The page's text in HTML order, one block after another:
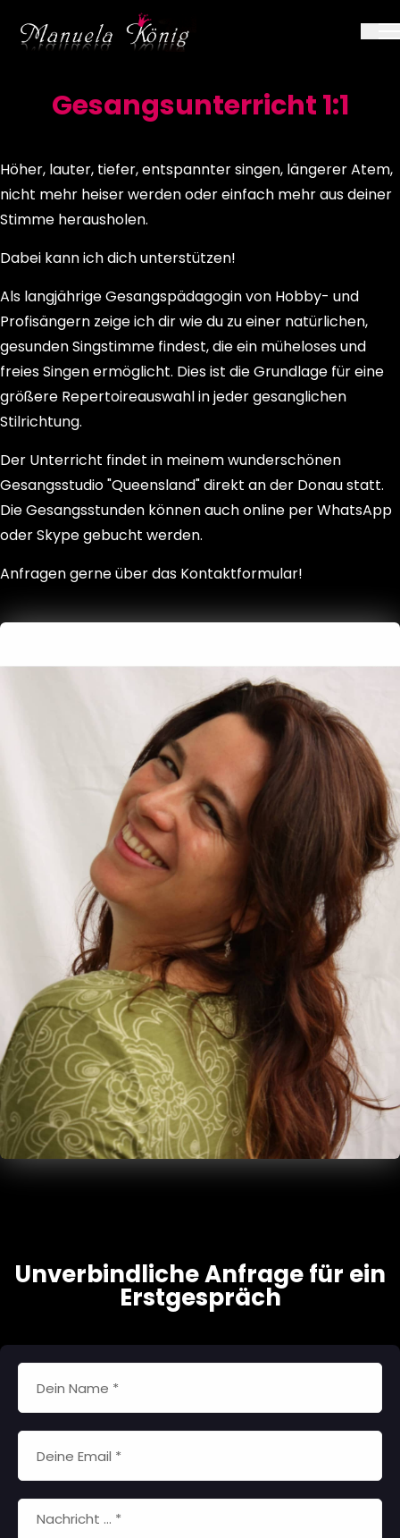
Gesangsunterricht 1:1
Start Angebot Gesangsunterricht 1:1
Höher, lauter, tiefer, entspannter singen, längerer Atem,
nicht mehr heiser werden oder einfach mehr aus deiner
Stimme herausholen.
Dabei kann ich dich unterstützen!
Als langjährige Gesangspädagogin von Hobby- und
Profisängern zeige ich dir wie du zu einer natürlichen,
gesunden Singstimme findest, die ein müheloses und
freies Singen ermöglicht. Dies ist die Grundlage für eine
größere Repertoireauswahl in jeder gesanglichen
Stilrichtung.
Der Unterricht findet in meinem wunderschönen
Gesangsstudio "Queensland" direkt an der Donau statt.
Die Gesangsstunden können auch online per WhatsApp
oder Skype gebucht werden.
Anfragen gerne über das Kontaktformular!
Unverbindliche Anfrage für ein
Erstgespräch